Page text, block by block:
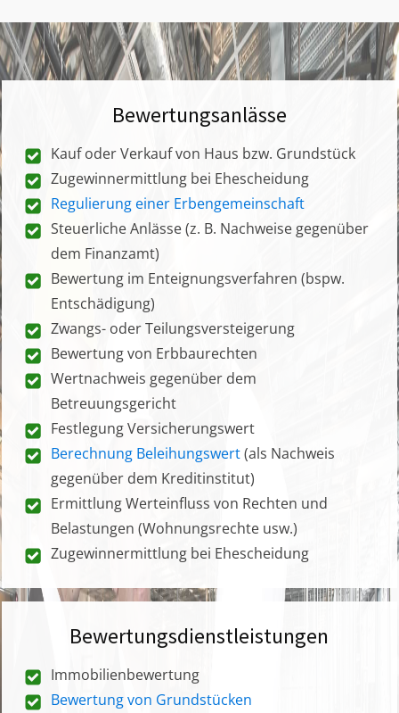
Bewertungsanlässe
Kauf oder Verkauf von Haus bzw. Grundstück
Zugewinnermittlung bei Ehescheidung
Regulierung einer Erbengemeinschaft
Steuerliche Anlässe (z. B. Nachweise gegenüber
dem Finanzamt)
Bewertung im Enteignungsverfahren (bspw.
Entschädigung)
Zwangs- oder Teilungsversteigerung
Bewertung von Erbbaurechten
Wertnachweis gegenüber dem
Betreuungsgericht
Festlegung Versicherungswert
Berechnung Beleihungswert(als Nachweis
gegenüber dem Kreditinstitut)
Ermittlung Werteinfluss von Rechten und
Belastungen (Wohnungsrechte usw.)
Zugewinnermittlung bei Ehescheidung
Bewertungsdienstleistungen
Immobilienbewertung
Bewertung von Grundstücken